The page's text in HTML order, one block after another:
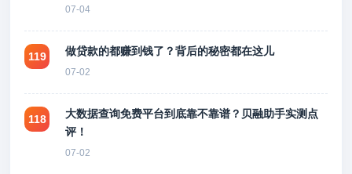
07-04
119 做贷款的都赚到钱了？背后的秘密都在这儿
07-02
118
大数据查询免费平台到底靠不靠谱？贝融助手实测点
评！
07-02